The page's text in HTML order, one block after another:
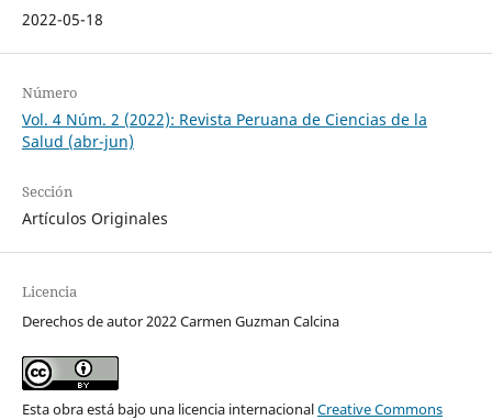
2022-05-18
Número
Vol. 4 Núm. 2 (2022): Revista Peruana de Ciencias de la
Salud (abr-jun)
Sección
Artículos Originales
Licencia
Derechos de autor 2022 Carmen Guzman Calcina
Esta obra está bajo una licencia internacionalCreative Commons